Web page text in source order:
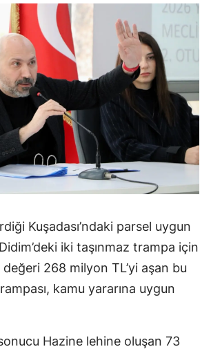
Kuşadası’ndaki parsel uygun
iki taşınmaz trampa için
268 milyon TL’yi aşan bu
kamu yararına uygun
Hazine lehine oluşan 73